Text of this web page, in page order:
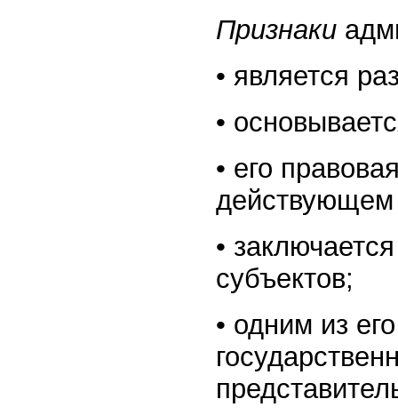
Признаки
• является
•
• его
действующем
•
субъектов;
• одним из